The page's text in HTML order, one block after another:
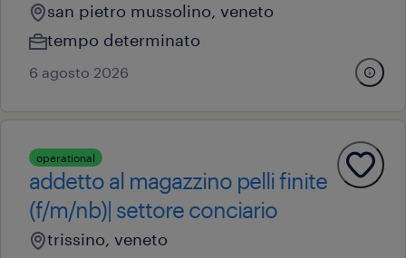
san pietro mussolino, veneto
tempo determinato
6 agosto 2026
operational
addetto al magazzino pelli finite
(f/m/nb)| settore conciario
trissino, veneto